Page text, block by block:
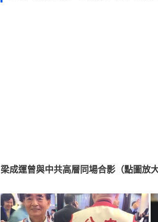
梁成運曾與中共高層同場合影（點圖放